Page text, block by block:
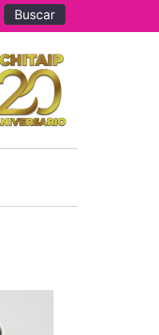
Buscar